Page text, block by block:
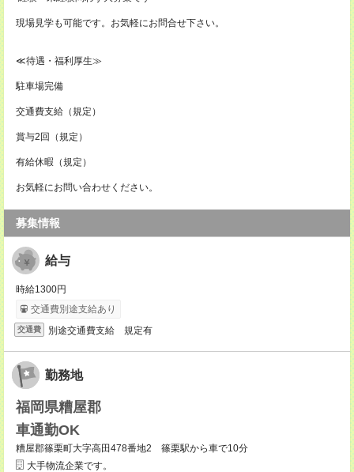
現場見学も可能です。お気軽にお問合せ下さい。
≪待遇・福利厚生≫
駐車場完備
交通費支給（規定）
賞与2回（規定）
有給休暇（規定）
お気軽にお問い合わせください。
募集情報
給与
時給1300円
交通費別途支給あり
交通費 別途交通費支給 規定有
勤務地
福岡県糟屋郡
車通勤OK
糟屋郡篠栗町大字高田478番地2 篠栗駅から車で10分
大手物流企業です。